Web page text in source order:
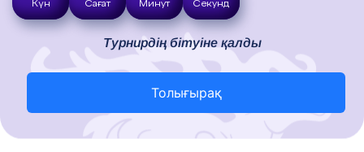
Күн Сағат Минут Секунд
Турнирдің бітуіне қалды
Толығырақ